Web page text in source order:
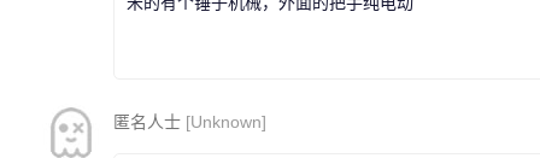
匿名人士 [Unknown]